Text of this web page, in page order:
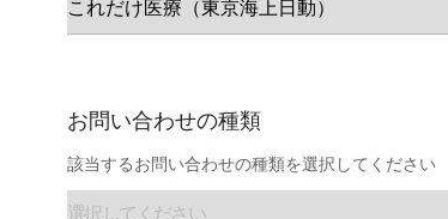
お問い合わせの種類
該当するお問い合わせの種類を選択してください